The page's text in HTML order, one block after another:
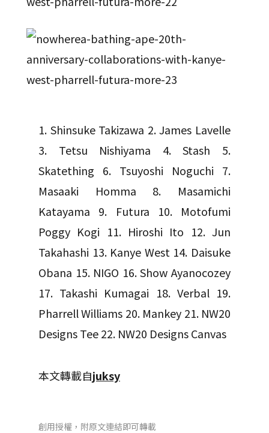
1. Shinsuke Takizawa 2. James Lavelle
3. Tetsu Nishiyama 4. Stash 5.
Skatething 6. Tsuyoshi Noguchi 7.
Masaaki Homma 8. Masamichi
Katayama 9. Futura 10. Motofumi
Poggy Kogi 11. Hiroshi Ito 12. Jun
Takahashi 13. Kanye West 14. Daisuke
Obana 15. NIGO 16. Show Ayanocozey
17. Takashi Kumagai 18. Verbal 19.
Pharrell Williams 20. Mankey 21. NW20
Designs Tee 22. NW20 Designs Canvas
本文轉載自juksy
創用授權，附原文連結即可轉載